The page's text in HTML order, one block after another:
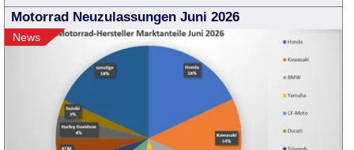
Motorrad Neuzulassungen Juni 2026
News